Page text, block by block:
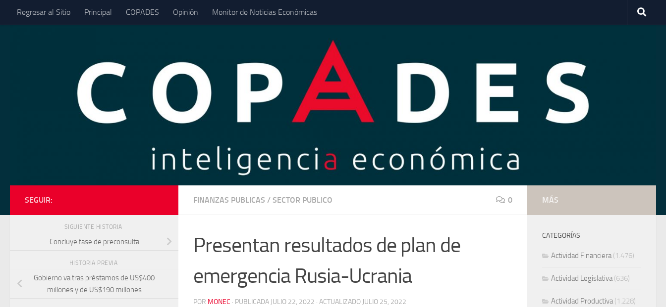
Saltar al contenido
Regresar al Sitio Principal COPADES Opinión Monitor de Noticias Económicas
FINANZAS PUBLICAS / SECTOR PUBLICO 0
Presentan resultados de plan de
emergencia Rusia-Ucrania
POR MONEC · PUBLICADA JULIO 22, 2022 · ACTUALIZADO JULIO 25, 2022
SEGUIR:
SIGUIENTE HISTORIA
Concluye fase de preconsulta
HISTORIA PREVIA
Gobierno va tras préstamos de US$400
millones y de US$190 millones
MÁS
CATEGORÍAS
Actividad Financiera(1.476)
Actividad Legislativa(636)
Actividad Productiva(1.228)